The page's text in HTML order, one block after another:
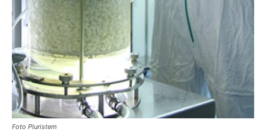
Foto Pluristem